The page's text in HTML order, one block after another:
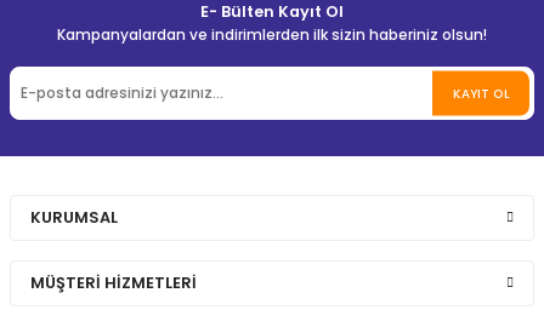
E- Bülten Kayıt Ol
Kampanyalardan ve indirimlerden ilk sizin haberiniz olsun!
KAYIT OL
KURUMSAL
MÜŞTERİ HİZMETLERİ